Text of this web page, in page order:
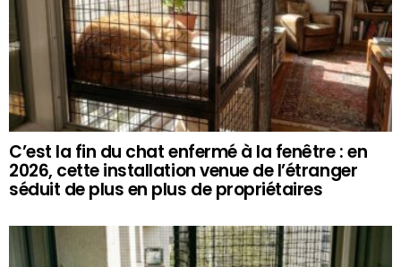
C’est la fin du chat enfermé à la fenêtre : en
2026, cette installation venue de l’étranger
séduit de plus en plus de propriétaires